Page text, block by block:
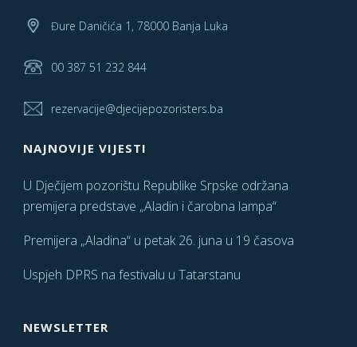
Đure Daničića 1, 78000 Banja Luka
00 387 51 232 844
rezervacije@djecijepozoristers.ba
NAJNOVIJE VIJESTI
U Dječijem pozorištu Republike Srpske održana
premijera predstave „Aladin i čarobna lampa“
Premijera „Aladina“ u petak 26. juna u 19 časova
Uspjeh DPRS na festivalu u Tatarstanu
NEWSLETTER